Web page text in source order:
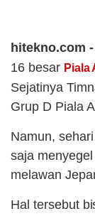
hitekno.com -
16 besar Piala
Sejatinya
Grup D Piala
Namun,
saja
melawan
Hal tersebut